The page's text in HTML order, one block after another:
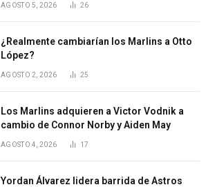
AGOSTO 5, 2026 26
¿Realmente cambiarían los Marlins a Otto
López?
AGOSTO 2, 2026 25
Los Marlins adquieren a Victor Vodnik a
cambio de Connor Norby y Aiden May
AGOSTO 4, 2026 17
Yordan Álvarez lidera barrida de Astros